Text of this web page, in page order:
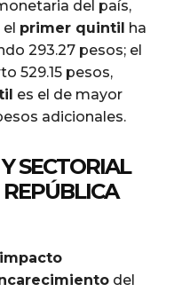
del país,
primer quintil ha
293.27 pesos; el
529.15 pesos,
es el de mayor
adicionales.
SECTORIAL
REPÚBLICA
impacto
del